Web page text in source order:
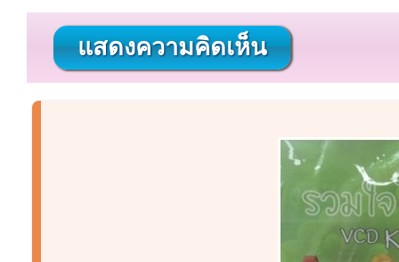
แสดงความคิดเห็น